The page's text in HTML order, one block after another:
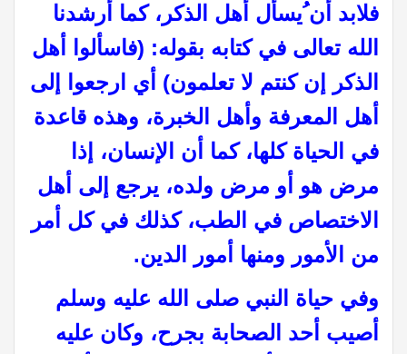
فلابد أن ُيسأل أهل الذكر، كما أرشدنا
الله تعالى في كتابه بقوله: (فاسألوا أهل
الذكر إن كنتم لا تعلمون) أي ارجعوا إلى
أهل المعرفة وأهل الخبرة، وهذه قاعدة
في الحياة كلها، كما أن الإنسان، إذا
مرض هو أو مرض ولده، يرجع إلى أهل
الاختصاص في الطب، كذلك في كل أمر
من الأمور ومنها أمور الدين.
وفي حياة النبي صلى الله عليه وسلم
أصيب أحد الصحابة بجرح، وكان عليه